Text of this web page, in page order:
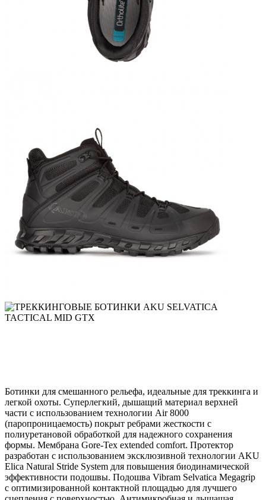
Ботинки для смешанного рельефа, идеальные для треккинга и
легкой охоты. Суперлегкий, дышащий материал верхней
части с использованием технологии Air 8000
(паропроницаемость) покрыт ребрами жесткости с
полиуретановой обработкой для надежного сохранения
формы. Мембрана Gore-Tex extended comfort. Протектор
разработан с использованием эксклюзивной технологии AKU
Elica Natural Stride System для повышения биодинамической
эффективности подошвы. Подошва Vibram Selvatica Megagrip
с оптимизированной контактной площадью для лучшего